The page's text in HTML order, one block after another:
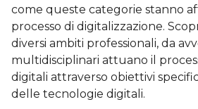
come queste categorie stanno
processo di digitalizzazione.
diversi ambiti professionali, da
multidisciplinari attuano il
digitali attraverso obiettivi
delle tecnologie digitali.